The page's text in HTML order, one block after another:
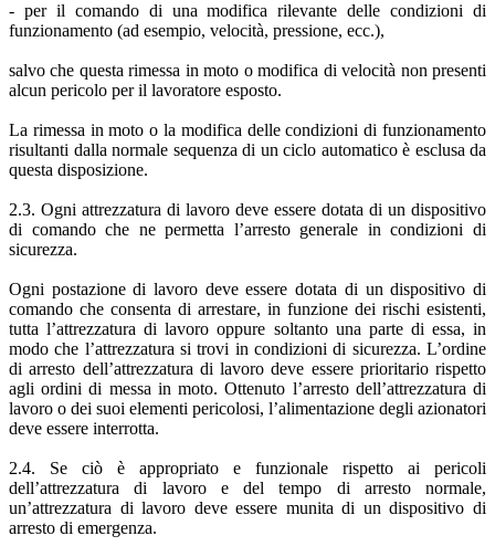
- per il comando di una modifica rilevante delle condizioni di
funzionamento (ad esempio, velocità, pressione, ecc.),
salvo che questa rimessa in moto o modifica di velocità non presenti
alcun pericolo per il lavoratore esposto.
La rimessa in moto o la modifica delle condizioni di funzionamento
risultanti dalla normale sequenza di un ciclo automatico è esclusa da
questa disposizione.
2.3. Ogni attrezzatura di lavoro deve essere dotata di un dispositivo
di comando che ne permetta l’arresto generale in condizioni di
sicurezza.
Ogni postazione di lavoro deve essere dotata di un dispositivo di
comando che consenta di arrestare, in funzione dei rischi esistenti,
tutta l’attrezzatura di lavoro oppure soltanto una parte di essa, in
modo che l’attrezzatura si trovi in condizioni di sicurezza. L’ordine
di arresto dell’attrezzatura di lavoro deve essere prioritario rispetto
agli ordini di messa in moto. Ottenuto l’arresto dell’attrezzatura di
lavoro o dei suoi elementi pericolosi, l’alimentazione degli azionatori
deve essere interrotta.
2.4. Se ciò è appropriato e funzionale rispetto ai pericoli
dell’attrezzatura di lavoro e del tempo di arresto normale,
un’attrezzatura di lavoro deve essere munita di un dispositivo di
arresto di emergenza.